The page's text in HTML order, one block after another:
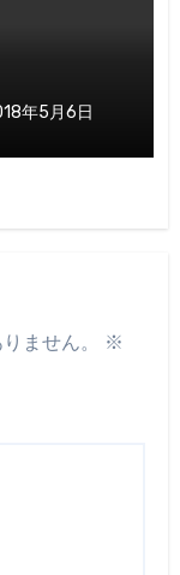
年5月6日
ません。
※